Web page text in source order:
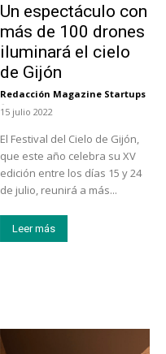
Un espectáculo con
más de 100 drones
iluminará el cielo
de Gijón
Redacción Magazine Startups
-
15 julio 2022
El Festival del Cielo de Gijón,
que este año celebra su XV
edición entre los días 15 y 24
de julio, reunirá a más...
Leer más